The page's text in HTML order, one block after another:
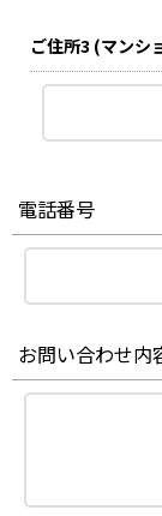
ご住所3 (マンシ
電話番号
お問い合わせ内